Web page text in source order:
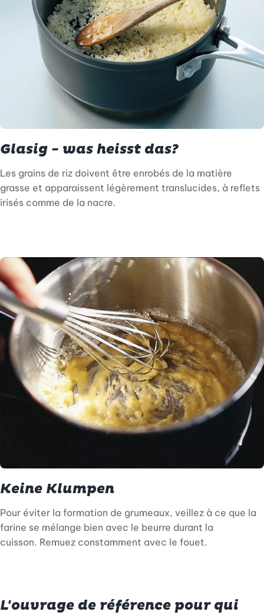
Glasig - was heisst das?
Les grains de riz doivent être enrobés de la matière
grasse et apparaissent légèrement translucides, à reflets
irisés comme de la nacre.
Keine Klumpen
Pour éviter la formation de grumeaux, veillez à ce que la
farine se mélange bien avec le beurre durant la
cuisson. Remuez constamment avec le fouet.
L'ouvrage de référence pour qui